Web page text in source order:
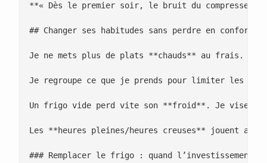
**« Dès le premier soir, le bruit du
## Changer ses habitudes sans perdre en confort
Je ne mets plus de plats **chauds** au frais.
Je regroupe ce que je prends pour limiter les
Un frigo vide perd vite son **froid**. Je vise
Les **heures pleines/heures creuses** jouent
### Remplacer le frigo : quand l’investissement